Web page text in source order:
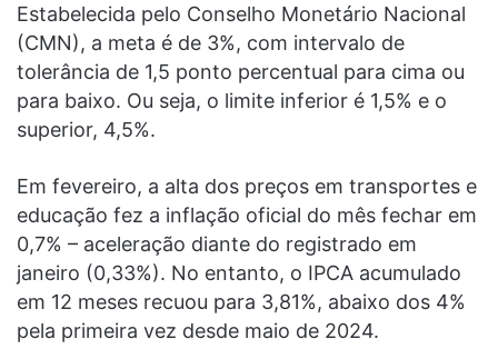
Estabelecida pelo Conselho Monetário Nacional
(CMN), a meta é de 3%, com intervalo de
tolerância de 1,5 ponto percentual para cima ou
para baixo. Ou seja, o limite inferior é 1,5% e o
superior, 4,5%.
Em fevereiro, a alta dos preços em transportes e
educação fez a inflação oficial do mês fechar em
0,7% – aceleração diante do registrado em
janeiro (0,33%). No entanto, o IPCA acumulado
em 12 meses recuou para 3,81%, abaixo dos 4%
pela primeira vez desde maio de 2024.